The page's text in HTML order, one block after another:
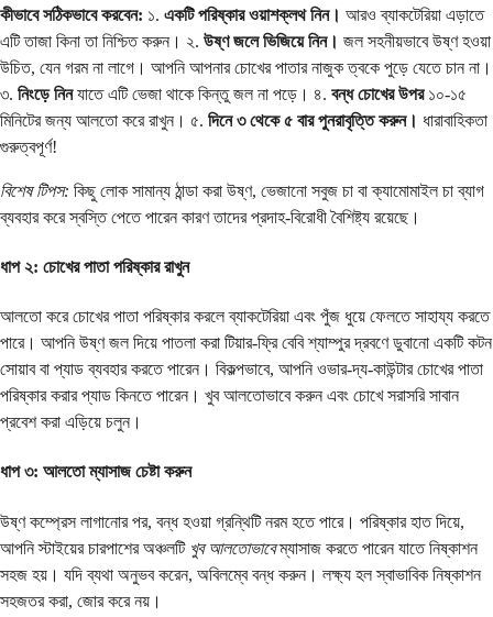
কীভাবে সঠিকভাবে করবেন: ১. একটি পরিষ্কার ওয়াশক্লথ নিন। আরও ব্যাকটেরিয়া এড়াতে
এটি তাজা কিনা তা নিশ্চিত করুন। ২. উষ্ণ জলে ভিজিয়ে নিন। জল সহনীয়ভাবে উষ্ণ হওয়া
উচিত, যেন গরম না লাগে। আপনি আপনার চোখের পাতার নাজুক ত্বকে পুড়ে যেতে চান না।
৩. নিংড়ে নিনযাতে এটি ভেজা থাকে কিন্তু জল না পড়ে। ৪. বন্ধ চোখের উপর১০-১৫
মিনিটের জন্য আলতো করে রাখুন। ৫. দিনে ৩ থেকে ৫ বার পুনরাবৃত্তি করুন। ধারাবাহিকতা
গুরুত্বপূর্ণ!
বিশেষ টিপস: কিছু লোক সামান্য ঠান্ডা করা উষ্ণ, ভেজানো সবুজ চা বা ক্যামোমাইল চা ব্যাগ
ব্যবহার করে স্বস্তি পেতে পারেন কারণ তাদের প্রদাহ-বিরোধী বৈশিষ্ট্য রয়েছে।
ধাপ ২: চোখের পাতা পরিষ্কার রাখুন
আলতো করে চোখের পাতা পরিষ্কার করলে ব্যাকটেরিয়া এবং পুঁজ ধুয়ে ফেলতে সাহায্য করতে
পারে। আপনি উষ্ণ জল দিয়ে পাতলা করা টিয়ার-ফ্রি বেবি শ্যাম্পুর দ্রবণে ডুবানো একটি কটন
সোয়াব বা প্যাড ব্যবহার করতে পারেন। বিকল্পভাবে, আপনি ওভার-দ্য-কাউন্টার চোখের পাতা
পরিষ্কার করার প্যাড কিনতে পারেন। খুব আলতোভাবে করুন এবং চোখে সরাসরি সাবান
প্রবেশ করা এড়িয়ে চলুন।
ধাপ ৩: আলতো ম্যাসাজ চেষ্টা করুন
উষ্ণ কম্প্রেস লাগানোর পর, বন্ধ হওয়া গ্রন্থিটি নরম হতে পারে। পরিষ্কার হাত দিয়ে,
আপনি স্টাইয়ের চারপাশের অঞ্চলটি খুব আলতোভাবেম্যাসাজ করতে পারেন যাতে নিষ্কাশন
সহজ হয়। যদি ব্যথা অনুভব করেন, অবিলম্বে বন্ধ করুন। লক্ষ্য হল স্বাভাবিক নিষ্কাশন
সহজতর করা, জোর করে নয়।